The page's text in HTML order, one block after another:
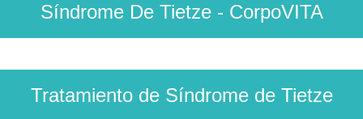
Síndrome De Tietze- CorpoVITA
Tratamiento de Síndrome de Tietze